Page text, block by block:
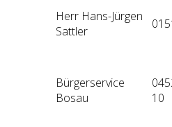
Herr Hans-Jürgen
Sattler
Bürgerservice
Bosau
10